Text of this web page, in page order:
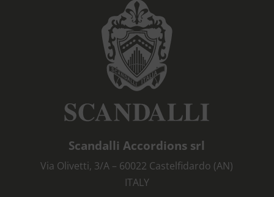
Scandalli Accordions srl
Via Olivetti, 3/A – 60022 Castelfidardo (AN)
ITALY